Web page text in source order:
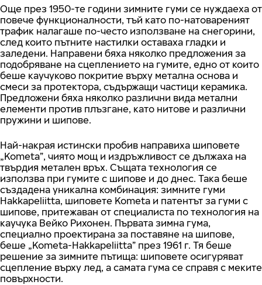
Още през 1950-те години зимните гуми се нуждаеха от
повече функционалности, тъй като по-натовареният
трафик налагаше по-често използване на снегорини,
след които пътните настилки оставаха гладки и
заледени. Направени бяха няколко предложения за
подобряване на сцеплението на гумите, едно от които
беше каучуково покритие върху метална основа и
смеси за протектора, съдържащи частици керамика.
Предложени бяха няколко различни вида метални
елементи против плъзгане, като нитове и различни
пружини и шипове.
Най-накрая истински пробив направиха шиповете
„Kometa”, чиято мощ и издръжливост се дължаха на
твърдия метален връх. Същата технология се
използва при гумите с шипове и до днес. Така беше
създадена уникална комбинация: зимните гуми
Hakkapeliitta, шиповете Kometa и патентът за гуми с
шипове, притежаван от специалиста по технология на
каучука Вейко Рихонен. Първата зимна гума,
специално проектирана за поставяне на шипове,
беше „Kometa-Hakkapeliitta” през 1961 г. Тя беше
решение за зимните пътища: шиповете осигуряват
сцепление върху лед, а самата гума се справя с меките
повърхности.